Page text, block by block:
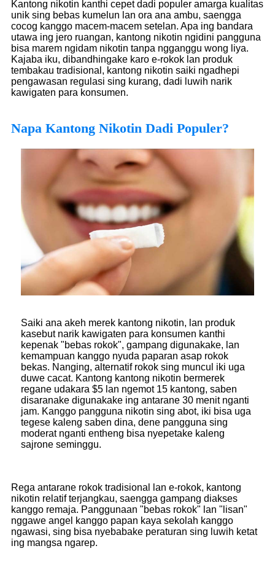
Kantong nikotin kanthi cepet dadi populer amarga kualitas
unik sing bebas kumelun lan ora ana ambu, saengga
cocog kanggo macem-macem setelan. Apa ing bandara
utawa ing jero ruangan, kantong nikotin ngidini pangguna
bisa marem ngidam nikotin tanpa ngganggu wong liya.
Kajaba iku, dibandhingake karo e-rokok lan produk
tembakau tradisional, kantong nikotin saiki ngadhepi
pengawasan regulasi sing kurang, dadi luwih narik
kawigaten para konsumen.
Napa Kantong Nikotin Dadi Populer?
Saiki ana akeh merek kantong nikotin, lan produk
kasebut narik kawigaten para konsumen kanthi
kepenak "bebas rokok", gampang digunakake, lan
kemampuan kanggo nyuda paparan asap rokok
bekas. Nanging, alternatif rokok sing muncul iki uga
duwe cacat. Kantong kantong nikotin bermerek
regane udakara $5 lan ngemot 15 kantong, saben
disaranake digunakake ing antarane 30 menit nganti
jam. Kanggo pangguna nikotin sing abot, iki bisa uga
tegese kaleng saben dina, dene pangguna sing
moderat nganti entheng bisa nyepetake kaleng
sajrone seminggu.
Rega antarane rokok tradisional lan e-rokok, kantong
nikotin relatif terjangkau, saengga gampang diakses
kanggo remaja. Panggunaan "bebas rokok" lan "lisan"
nggawe angel kanggo papan kaya sekolah kanggo
ngawasi, sing bisa nyebabake peraturan sing luwih ketat
ing mangsa ngarep.